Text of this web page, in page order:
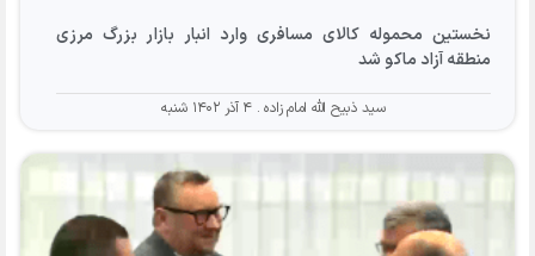
نخستین محموله کالای مسافری وارد انبار بازار بزرگ مرزی
منطقه آزاد ماکو شد
سید ذبیح الله امام زاده ۴ آذر ۱۴۰۲ شنبه